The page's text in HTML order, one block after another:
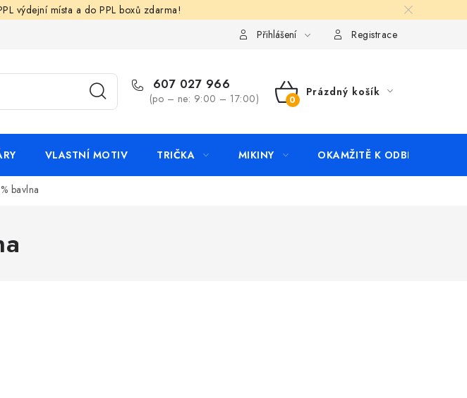
výdejní místa a do PPL boxů zdarma!
ochrany osobních údajů KontaktyPřihlášení Registrace
607 027 966
(po – ne: 9:00 – 17:00)
NÁKUPNÍ
Prázdný košík
VLASTNÍ MOTIV TRIČKA MIKINY OKAMŽITĚ K ODBĚRU
bavlna